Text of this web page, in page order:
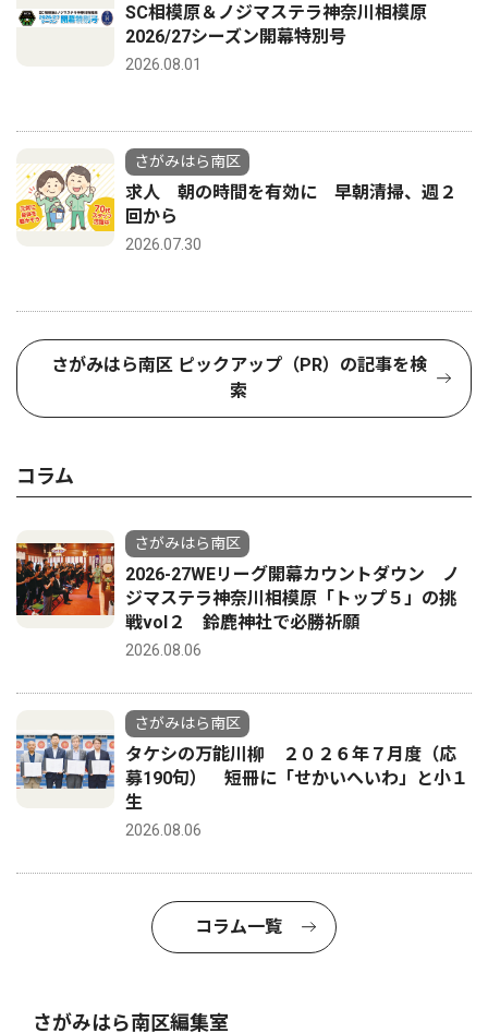
SC相模原＆ノジマステラ神奈川相模原
2026/27シーズン開幕特別号
2026.08.01
さがみはら南区
求人 朝の時間を有効に 早朝清掃、週２
回から
2026.07.30
さがみはら南区 ピックアップ（PR）の記事を検
索
コラム
さがみはら南区
2026-27WEリーグ開幕カウントダウン ノ
ジマステラ神奈川相模原「トップ５」の挑
戦vol２ 鈴鹿神社で必勝祈願
2026.08.06
さがみはら南区
タケシの万能川柳 ２０２６年７月度（応
募190句） 短冊に「せかいへいわ」と小１
生
2026.08.06
コラム一覧
さがみはら南区編集室